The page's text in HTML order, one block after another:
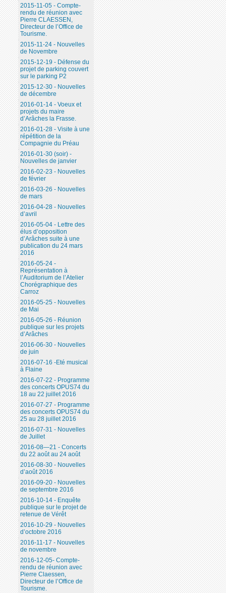
2015-11-05 - Compte-
rendu de réunion avec
Pierre CLAESSEN,
Directeur de l’Office de
Tourisme.
2015-11-24 - Nouvelles
de Novembre
2015-12-19 - Défense du
projet de parking couvert
sur le parking P2
2015-12-30 - Nouvelles
de décembre
2016-01-14 - Voeux et
projets du maire
d’Arâches la Frasse.
2016-01-28 - Visite à une
répétition de la
Compagnie du Préau
2016-01-30 (soir) -
Nouvelles de janvier
2016-02-23 - Nouvelles
de février
2016-03-26 - Nouvelles
de mars
2016-04-28 - Nouvelles
d’avril
2016-05-04 - Lettre des
élus d’opposition
d’Arâches suite à une
publication du 24 mars
2016
2016-05-24 -
Représentation à
l’Auditorium de l’Atelier
Chorégraphique des
Carroz
2016-05-25 - Nouvelles
de Mai
2016-05-26 - Réunion
publique sur les projets
d’Arâches
2016-06-30 - Nouvelles
de juin
2016-07-16 -Eté musical
à Flaine
2016-07-22 - Programme
des concerts OPUS74 du
18 au 22 juillet 2016
2016-07-27 - Programme
des concerts OPUS74 du
25 au 28 juillet 2016
2016-07-31 - Nouvelles
de Juillet
2016-08—21 - Concerts
du 22 août au 24 août
2016-08-30 - Nouvelles
d’août 2016
2016-09-20 - Nouvelles
de septembre 2016
2016-10-14 - Enquête
publique sur le projet de
retenue de Vérêt
2016-10-29 - Nouvelles
d’octobre 2016
2016-11-17 - Nouvelles
de novembre
2016-12-05- Compte-
rendu de réunion avec
Pierre Claessen,
Directeur de l’Office de
Tourisme.